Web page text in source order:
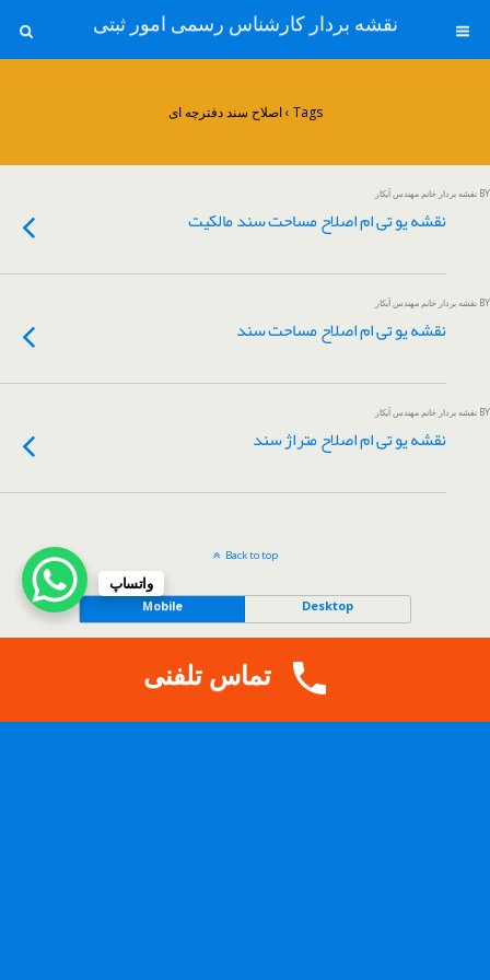
نقشه بردار کارشناس رسمی امور ثبتی
Tags › اصلاح سند دفترچه ای
BY نقشه بردار خانم مهندس آبکار
نقشه یو تی ام اصلاح مساحت سند مالکیت
BY نقشه بردار خانم مهندس آبکار
نقشه یو تی ام اصلاح مساحت سند
BY نقشه بردار خانم مهندس آبکار
نقشه یو تی ام اصلاح متراژ سند
Back to top
Mobile Desktop
واتساپ
تماس تلفنی